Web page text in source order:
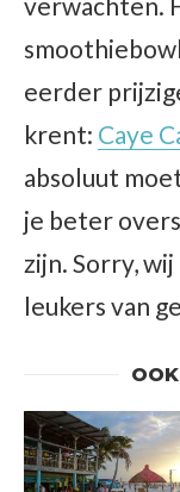
eerder
krent: Caye
absoluut
je beter
zijn. Sorry,
leukers van